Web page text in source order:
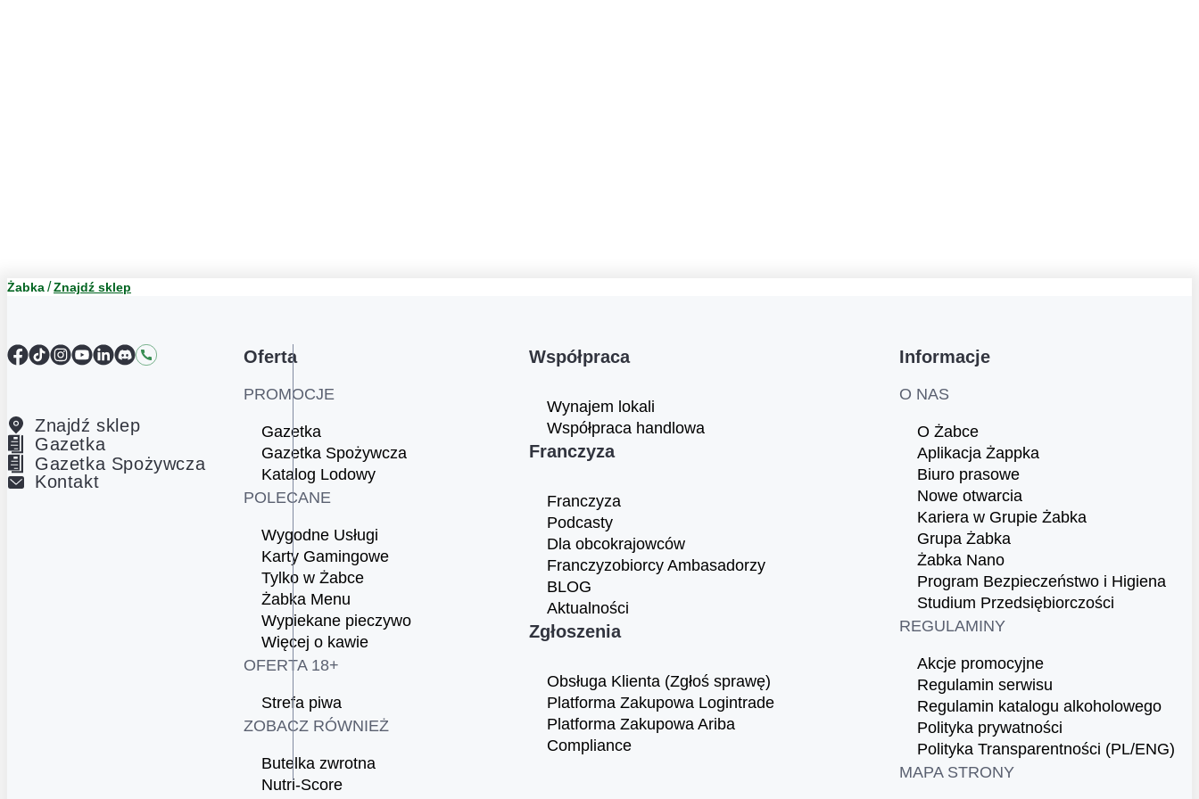
Żabka Znajdź sklep
Facebook
TikTokInstagram
YouTube
LinkedIn
DiscordKontakt
Znajdź sklep
Gazetka
Gazetka Spożywcza
Kontakt
Oferta
PROMOCJE
Gazetka
Gazetka Spożywcza
Katalog Lodowy
POLECANE
Wygodne Usługi
Karty Gamingowe
Tylko w Żabce
Żabka Menu
Wypiekane pieczywo
Więcej o kawie
OFERTA 18+
Strefa piwa
ZOBACZ RÓWNIEŻ
Butelka zwrotna
Nutri-Score
Współpraca
Wynajem lokali
Współpraca handlowa
Franczyza
Franczyza
Podcasty
Dla obcokrajowców
Franczyzobiorcy Ambasadorzy
BLOG
Aktualności
Zgłoszenia
Obsługa Klienta (Zgłoś sprawę)
Platforma Zakupowa Logintrade
Platforma Zakupowa Ariba
Compliance
Informacje
O NAS
O Żabce
Aplikacja Żappka
Biuro prasowe
Nowe otwarcia
Kariera w Grupie Żabka
Grupa Żabka
Żabka Nano
Program Bezpieczeństwo i Higiena
Studium Przedsiębiorczości
REGULAMINY
Akcje promocyjne
Regulamin serwisu
Regulamin katalogu alkoholowego
Polityka prywatności
Polityka Transparentności (PL/ENG)
MAPA STRONY